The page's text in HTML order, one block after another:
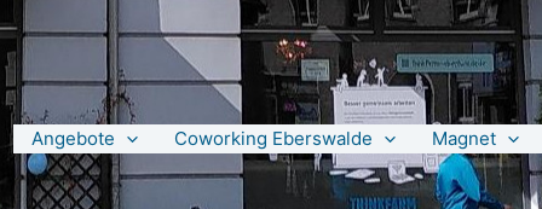
Angebote Coworking Eberswalde Magnet